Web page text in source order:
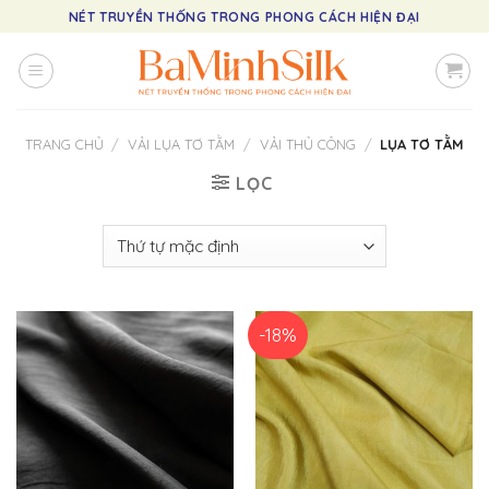
to
content
NÉT TRUYỀN THỐNG TRONG PHONG CÁCH HIỆN ĐẠI
TRANG CHỦ / VẢI LỤA TƠ TẰM / VẢI THỦ CÔNG / LỤA TƠ TẰM
LỌC
-18%